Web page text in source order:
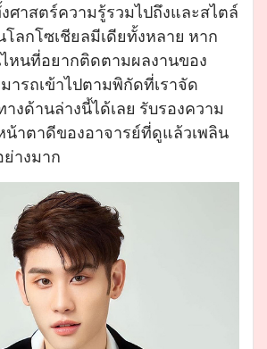
ศาสตร์ความรู้รวมไปถึงและสไตล์
โลกโซเชียลมีเดียทั้งหลาย หาก
หนที่อยากติดตามผลงานของ
ารถเข้าไปตามพิกัดที่เราจัด
างด้านล่างนี้ได้เลย รับรองความ
าตาดีของอาจารย์ที่ดูแล้วเพลิน
ย่างมาก